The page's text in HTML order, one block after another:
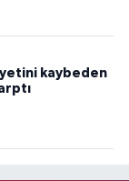
kaybeden